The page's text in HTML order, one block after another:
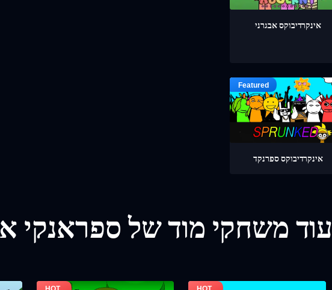
אינקרדיבוקס אבגרני
אינקרדיבוקס ספרנקד
עוד משחקי מוד של ספראנקי